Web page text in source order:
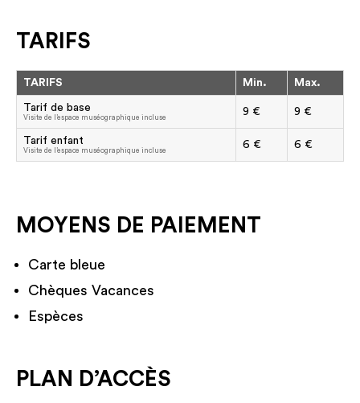
TARIFS
TARIFS Min. Max.
Tarif de base
Visite de l’espace muséographique incluse
9 € 9 €
Tarif enfant
Visite de l’espace muséographique incluse
6 € 6 €
MOYENS DE PAIEMENT
Carte bleue
Chèques Vacances
Espèces
PLAN D’ACCÈS